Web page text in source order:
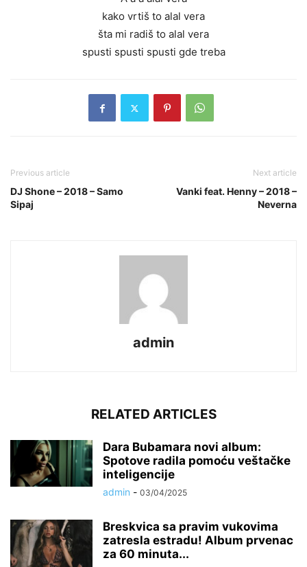
kako vrtiš to alal vera
šta mi radiš to alal vera
spusti spusti spusti gde treba
Previous article
DJ Shone – 2018 – Samo
Sipaj
Next article
Vanki feat. Henny – 2018 –
Neverna
admin
RELATED ARTICLES
Dara Bubamara novi album:
Spotove radila pomoću veštačke
inteligencije
admin - 03/04/2025
Breskvica sa pravim vukovima
zatresla estradu! Album prvenac
za 60 minuta...